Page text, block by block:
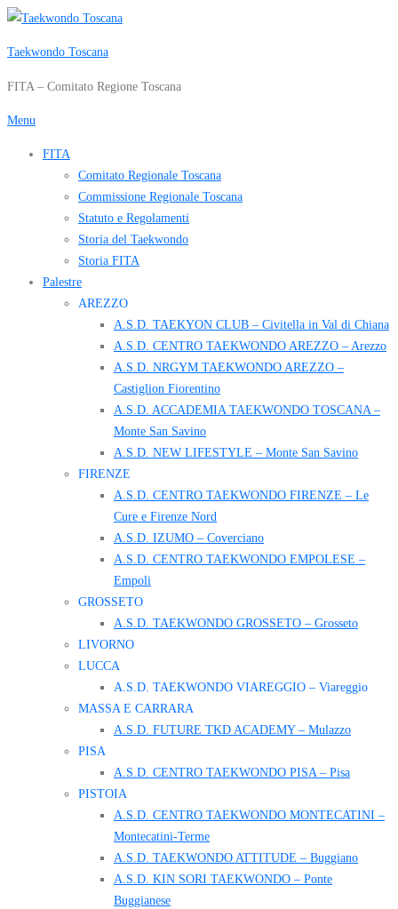
Passa
contenuto
Taekwondo Toscana
FITA – Comitato Regione Toscana
Menu
FITA
Comitato Regionale Toscana
Commissione Regionale Toscana
Statuto e Regolamenti
Storia del Taekwondo
Storia FITA
Palestre
AREZZO
A.S.D. TAEKYON CLUB – Civitella in Val di Chiana
A.S.D. CENTRO TAEKWONDO AREZZO – Arezzo
A.S.D. NRGYM TAEKWONDO AREZZO –
Castiglion Fiorentino
A.S.D. ACCADEMIA TAEKWONDO TOSCANA –
Monte San Savino
A.S.D. NEW LIFESTYLE – Monte San Savino
FIRENZE
A.S.D. CENTRO TAEKWONDO FIRENZE – Le
Cure e Firenze Nord
A.S.D. IZUMO – Coverciano
A.S.D. CENTRO TAEKWONDO EMPOLESE –
Empoli
GROSSETO
A.S.D. TAEKWONDO GROSSETO – Grosseto
LIVORNO
LUCCA
A.S.D. TAEKWONDO VIAREGGIO – Viareggio
MASSA E CARRARA
A.S.D. FUTURE TKD ACADEMY – Mulazzo
PISA
A.S.D. CENTRO TAEKWONDO PISA – Pisa
PISTOIA
A.S.D. CENTRO TAEKWONDO MONTECATINI –
Montecatini-Terme
A.S.D. TAEKWONDO ATTITUDE – Buggiano
A.S.D. KIN SORI TAEKWONDO – Ponte
Buggianese